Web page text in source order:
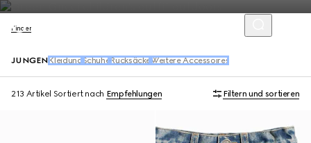
Kinder
JUNGEN Kleidung SchuheRucksäcke Weitere Accessoires
213 Artikel Sortiert nach Empfehlungen Filtern und sortieren